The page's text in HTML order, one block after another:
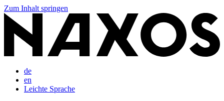
Zum Inhalt springen
de
en
Leichte Sprache